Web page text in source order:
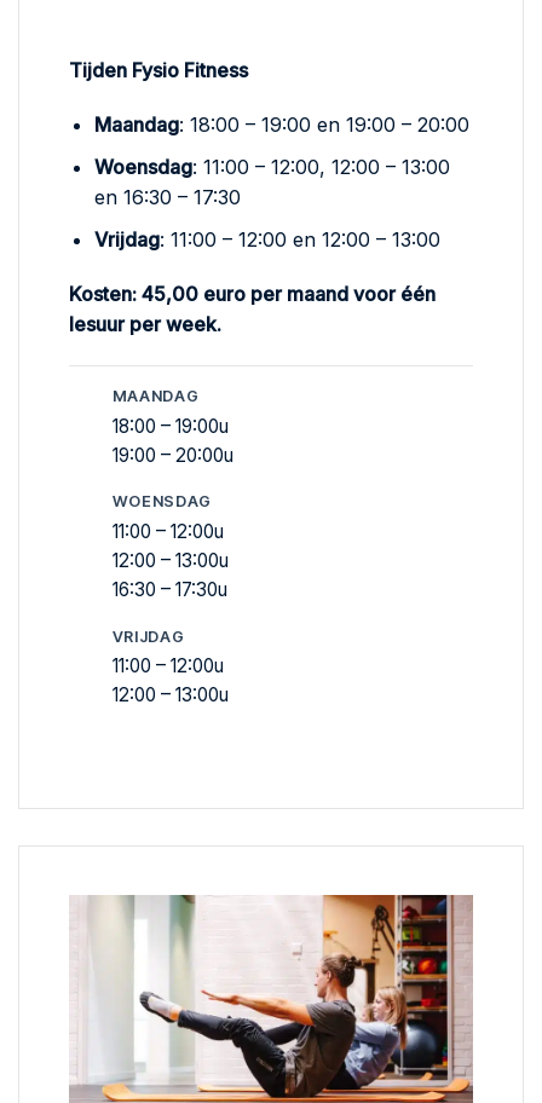
Tijden Fysio Fitness
Maandag: 18:00 – 19:00 en 19:00 – 20:00
Woensdag: 11:00 – 12:00, 12:00 – 13:00
en 16:30 – 17:30
Vrijdag: 11:00 – 12:00 en 12:00 – 13:00
Kosten: 45,00 euro per maand voor één
lesuur per week.
MAANDAG
18:00 – 19:00u
19:00 – 20:00u
WOENSDAG
11:00 – 12:00u
12:00 – 13:00u
16:30 – 17:30u
VRIJDAG
11:00 – 12:00u
12:00 – 13:00u